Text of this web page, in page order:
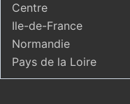
Centre
Ile-de-France
Normandie
Pays de la Loire